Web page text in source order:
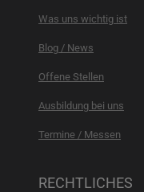
Was uns wichtig ist
Blog / News
Offene Stellen
Ausbildung bei uns
Termine / Messen
RECHTLICHES